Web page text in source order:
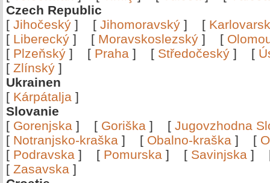
Czech Republic
[ Jihočeský ] [ Jihomoravský ] [
[ Liberecký ] [ Moravskoslezský ] [
[ Plzeňský ] [ Praha ] [ Středočeský ] [
[ Zlínský ]
Ukrainen
[ Kárpátalja ]
Slovanie
[ Gorenjska ] [ Goriška ] [ Jugovzhodna
[ Notranjsko-kraška ] [ Obalno-kraška ] [
[ Podravska ] [ Pomurska ] [ Savinjska ]
[ Zasavska ]